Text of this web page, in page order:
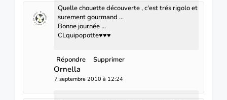
Quelle chouette découverte , c'est trés rigolo et
surement gourmand ...
Bonne journée ...
CLquipopotte♥♥♥
Répondre Supprimer
Ornella
7 septembre 2010 à 12:24